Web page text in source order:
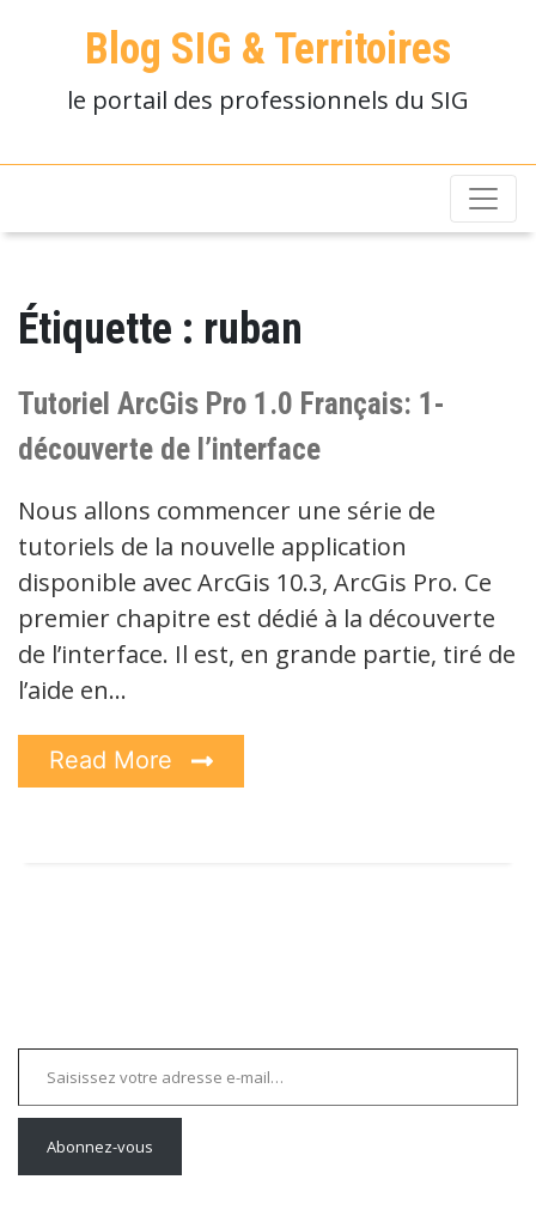
Blog SIG & Territoires
le portail des professionnels du SIG
Étiquette : ruban
Tutoriel ArcGis Pro 1.0 Français: 1-
découverte de l’interface
Nous allons commencer une série de
tutoriels de la nouvelle application
disponible avec ArcGis 10.3, ArcGis Pro. Ce
premier chapitre est dédié à la découverte
de l’interface. Il est, en grande partie, tiré de
l’aide en…
Read More
Saisissez votre adresse e-mail…
Abonnez-vous